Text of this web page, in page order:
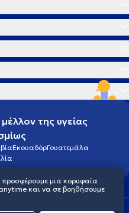
της υγείας
ΕκουαδόρΓουατεμάλα
προσωπικού απορρήτου
μια κορυφαία
και να σε βοηθήσουμε